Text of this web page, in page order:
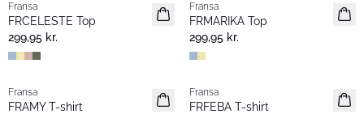
Nyhed
Fransa
FRCELESTE Top
299,95 kr.
Nyhed
Fransa
FRMARIKA Top
299,95 kr.
Extended size
- 40%
Fransa
FRAMY T-shirt
- 40%
Fransa
FRFEBA T-shirt